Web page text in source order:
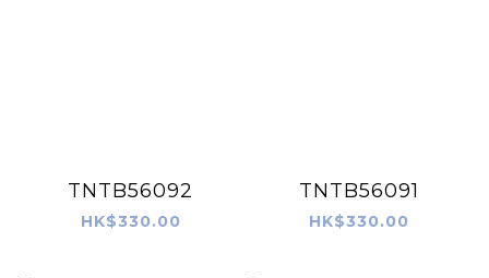
TNTB56092
HK$330.00
TNTB56091
HK$330.00